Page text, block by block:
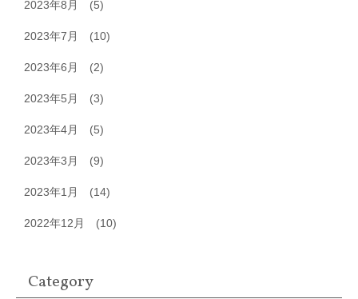
2023年8月 (5)
2023年7月 (10)
2023年6月 (2)
2023年5月 (3)
2023年4月 (5)
2023年3月 (9)
2023年1月 (14)
2022年12月 (10)
Category